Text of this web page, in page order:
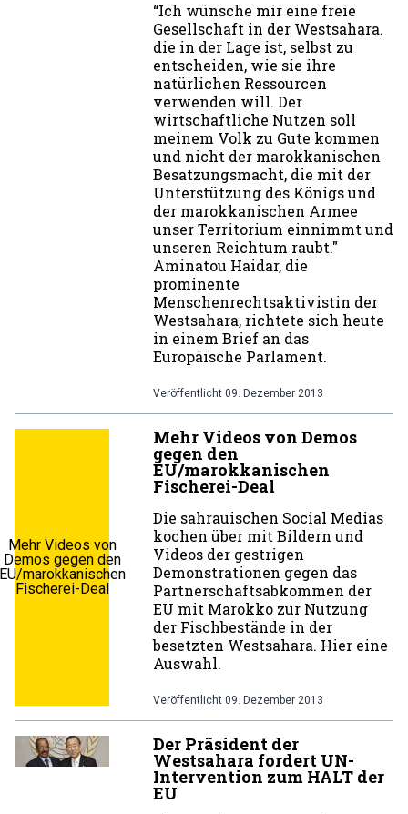
“Ich wünsche mir eine freie
Gesellschaft in der Westsahara.
die in der Lage ist, selbst zu
entscheiden, wie sie ihre
natürlichen Ressourcen
verwenden will. Der
wirtschaftliche Nutzen soll
meinem Volk zu Gute kommen
und nicht der marokkanischen
Besatzungsmacht, die mit der
Unterstützung des Königs und
der marokkanischen Armee
unser Territorium einnimmt und
unseren Reichtum raubt."
Aminatou Haidar, die
prominente
Menschenrechtsaktivistin der
Westsahara, richtete sich heute
in einem Brief an das
Europäische Parlament.
Veröffentlicht 09. Dezember 2013
Mehr Videos von
Demos gegen den
marokkanischen
Fischerei-Deal
Mehr Videos von Demos
gegen den
EU/marokkanischen
Fischerei-Deal
Die sahrauischen Social Medias
kochen über mit Bildern und
Videos der gestrigen
Demonstrationen gegen das
Partnerschaftsabkommen der
EU mit Marokko zur Nutzung
der Fischbestände in der
besetzten Westsahara. Hier eine
Auswahl.
Veröffentlicht 09. Dezember 2013
Der Präsident der
Westsahara fordert UN-
Intervention zum HALT der
EU